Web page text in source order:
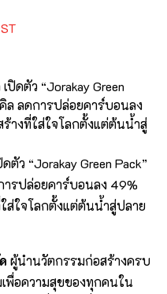
ว “Jorakay Green Pack”
ารปล่อยคาร์บอนลง 49%
ส่ใจโลกตั้งแต่ต้นน้ำสู่ปลาย
ผู้นำนวัตกรรมก่อสร้างครบ
พื่อความสุขของทุกคนใน